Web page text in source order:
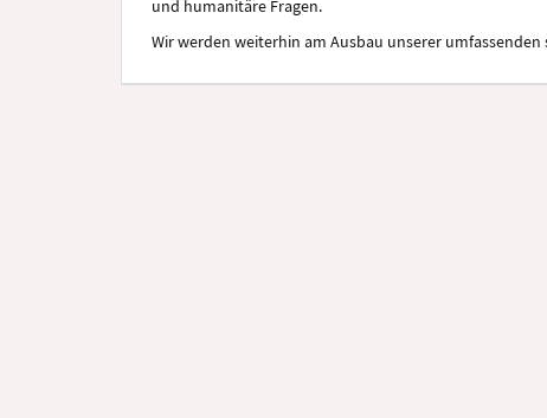
und humanitäre Fragen.
Wir werden weiterhin am Ausbau unserer